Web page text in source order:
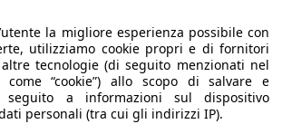
la migliore esperienza possibile con
utilizziamo cookie propri e di fornitori
tecnologie (di seguito menzionati nel
come “cookie”) allo scopo di salvare e
seguito a informazioni sul dispositivo
personali (tra cui gli indirizzi IP).